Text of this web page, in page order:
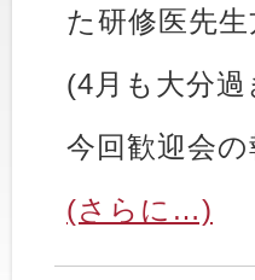
た研修医先
(4月も大分
今回歓迎会
(さらに…)